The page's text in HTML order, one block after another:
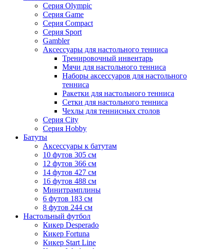
Серия Olympic
Серия Game
Серия Compact
Серия Sport
Gambler
Аксессуары для настольного тенниса
Тренировочный инвентарь
Мячи для настольного тенниса
Наборы аксессуаров для настольного
тенниса
Ракетки для настольного тенниса
Сетки для настольного тенниса
Чехлы для теннисных столов
Серия City
Серия Hobby
Батуты
Аксессуары к батутам
10 футов 305 см
12 футов 366 см
14 футов 427 см
16 футов 488 см
Минитрамплины
6 футов 183 см
8 футов 244 см
Настольный футбол
Кикер Desperado
Кикер Fortuna
Кикер Start Line